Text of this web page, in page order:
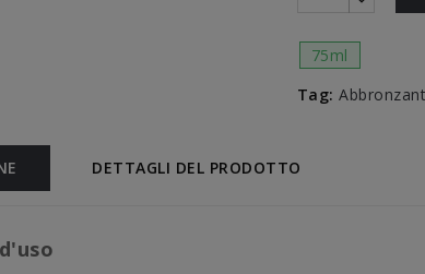
75ml
Tag:
DETTAGLI DEL PRODOTTO